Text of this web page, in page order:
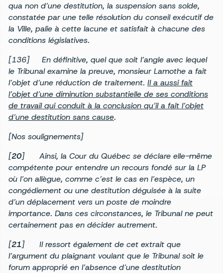
qua non d’une destitution, la suspension sans solde,
constatée par une telle résolution du conseil exécutif de
la Ville, palie à cette lacune et satisfait à chacune des
conditions législatives.
[136] En définitive, quel que soit l’angle avec lequel
le Tribunal examine la preuve, monsieur Lamothe a fait
l’objet d’une réduction de traitement. Il a aussi fait
l’objet d’une diminution substantielle de ses conditions
de travail qui conduit à la conclusion qu’il a fait l’objet
d’une destitution sans cause.
[Nos soulignements]
[20] Ainsi, la Cour du Québec se déclare elle-même
compétente pour entendre un recours fondé sur la LP
où l’on allègue, comme c’est le cas en l’espèce, un
congédiement ou une destitution déguisée à la suite
d’un déplacement vers un poste de moindre
importance. Dans ces circonstances, le Tribunal ne peut
certainement pas en décider autrement.
[21] Il ressort également de cet extrait que
l’argument du plaignant voulant que le Tribunal soit le
forum approprié en l’absence d’une destitution